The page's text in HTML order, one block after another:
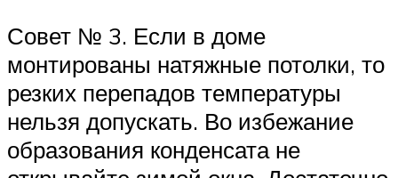
Совет № 3. Если в доме
монтированы натяжные потолки, то
резких перепадов температуры
нельзя допускать. Во избежание
образования конденсата не